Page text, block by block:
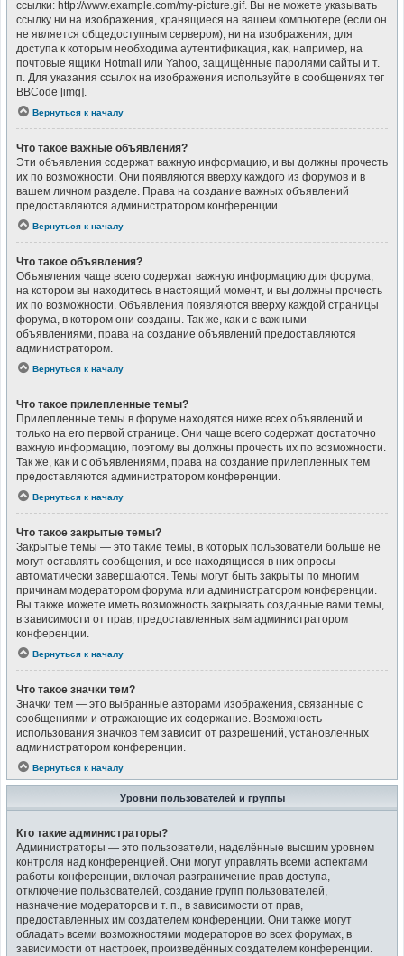
ссылки: http://www.example.com/my-picture.gif. Вы не можете указывать
ссылку ни на изображения, хранящиеся на вашем компьютере (если он
не является общедоступным сервером), ни на изображения, для
доступа к которым необходима аутентификация, как, например, на
почтовые ящики Hotmail или Yahoo, защищённые паролями сайты и т.
п. Для указания ссылок на изображения используйте в сообщениях тег
BBCode [img].
Вернуться к началу
Что такое важные объявления?
Эти объявления содержат важную информацию, и вы должны прочесть
их по возможности. Они появляются вверху каждого из форумов и в
вашем личном разделе. Права на создание важных объявлений
предоставляются администратором конференции.
Вернуться к началу
Что такое объявления?
Объявления чаще всего содержат важную информацию для форума,
на котором вы находитесь в настоящий момент, и вы должны прочесть
их по возможности. Объявления появляются вверху каждой страницы
форума, в котором они созданы. Так же, как и с важными
объявлениями, права на создание объявлений предоставляются
администратором.
Вернуться к началу
Что такое прилепленные темы?
Прилепленные темы в форуме находятся ниже всех объявлений и
только на его первой странице. Они чаще всего содержат достаточно
важную информацию, поэтому вы должны прочесть их по возможности.
Так же, как и с объявлениями, права на создание прилепленных тем
предоставляются администратором конференции.
Вернуться к началу
Что такое закрытые темы?
Закрытые темы — это такие темы, в которых пользователи больше не
могут оставлять сообщения, и все находящиеся в них опросы
автоматически завершаются. Темы могут быть закрыты по многим
причинам модератором форума или администратором конференции.
Вы также можете иметь возможность закрывать созданные вами темы,
в зависимости от прав, предоставленных вам администратором
конференции.
Вернуться к началу
Что такое значки тем?
Значки тем — это выбранные авторами изображения, связанные с
сообщениями и отражающие их содержание. Возможность
использования значков тем зависит от разрешений, установленных
администратором конференции.
Вернуться к началу
Уровни пользователей и группы
Кто такие администраторы?
Администраторы — это пользователи, наделённые высшим уровнем
контроля над конференцией. Они могут управлять всеми аспектами
работы конференции, включая разграничение прав доступа,
отключение пользователей, создание групп пользователей,
назначение модераторов и т. п., в зависимости от прав,
предоставленных им создателем конференции. Они также могут
обладать всеми возможностями модераторов во всех форумах, в
зависимости от настроек, произведённых создателем конференции.